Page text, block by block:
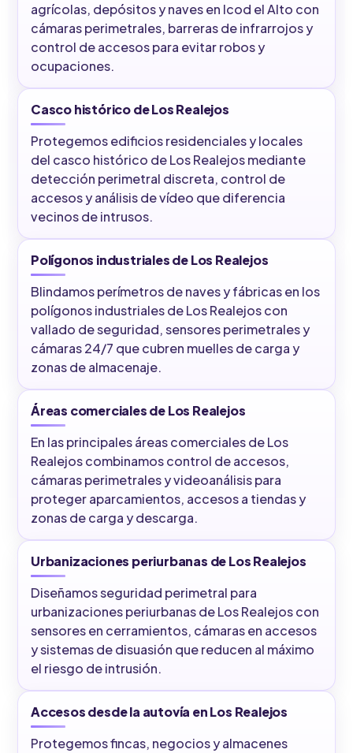
agrícolas, depósitos y naves en Icod el Alto con
cámaras perimetrales, barreras de infrarrojos y
control de accesos para evitar robos y
ocupaciones.
Casco histórico de Los Realejos
Protegemos edificios residenciales y locales
del casco histórico de Los Realejos mediante
detección perimetral discreta, control de
accesos y análisis de vídeo que diferencia
vecinos de intrusos.
Polígonos industriales de Los Realejos
Blindamos perímetros de naves y fábricas en los
polígonos industriales de Los Realejos con
vallado de seguridad, sensores perimetrales y
cámaras 24/7 que cubren muelles de carga y
zonas de almacenaje.
Áreas comerciales de Los Realejos
En las principales áreas comerciales de Los
Realejos combinamos control de accesos,
cámaras perimetrales y videoanálisis para
proteger aparcamientos, accesos a tiendas y
zonas de carga y descarga.
Urbanizaciones periurbanas de Los Realejos
Diseñamos seguridad perimetral para
urbanizaciones periurbanas de Los Realejos con
sensores en cerramientos, cámaras en accesos
y sistemas de disuasión que reducen al máximo
el riesgo de intrusión.
Accesos desde la autovía en Los Realejos
Protegemos fincas, negocios y almacenes